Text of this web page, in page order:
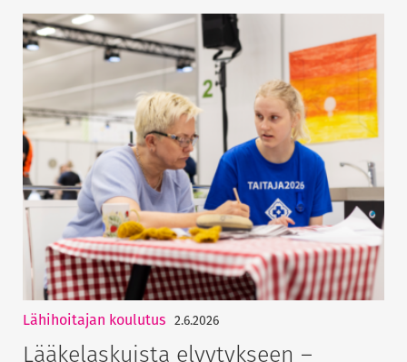
Lähihoitajan koulutus 2.6.2026
Lääkelaskuista elvytykseen –